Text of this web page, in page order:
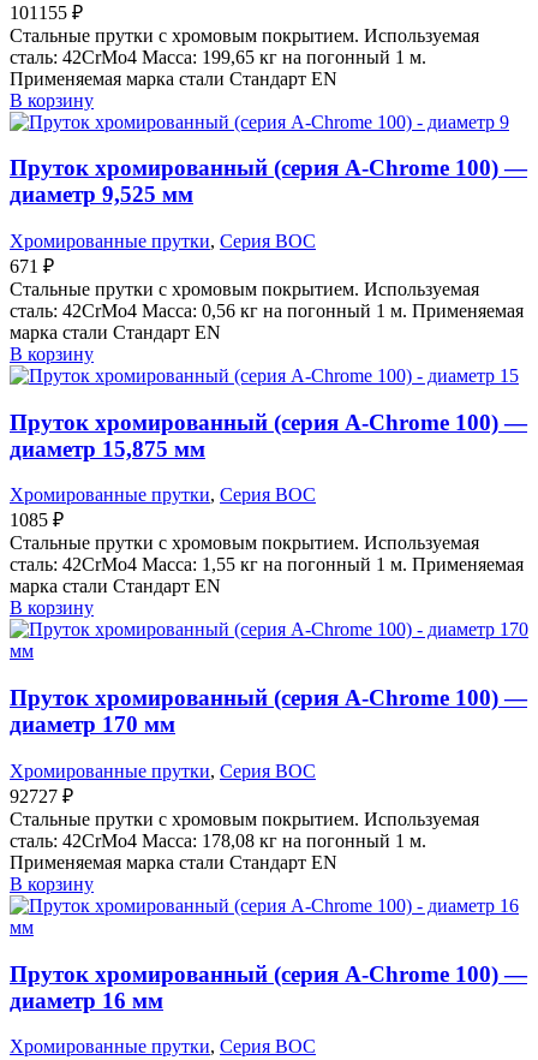
101155 ₽
Стальные прутки с хромовым покрытием. Используемая
сталь: 42CrMo4 Масса: 199,65 кг на погонный 1 м.
Применяемая марка стали Стандарт EN
В корзину
Пруток хромированный (серия A-Chrome 100) —
диаметр 9,525 мм
Хромированные прутки, Серия BOC
671 ₽
Стальные прутки с хромовым покрытием. Используемая
сталь: 42CrMo4 Масса: 0,56 кг на погонный 1 м. Применяемая
марка стали Стандарт EN
В корзину
Пруток хромированный (серия A-Chrome 100) —
диаметр 15,875 мм
Хромированные прутки, Серия BOC
1085 ₽
Стальные прутки с хромовым покрытием. Используемая
сталь: 42CrMo4 Масса: 1,55 кг на погонный 1 м. Применяемая
марка стали Стандарт EN
В корзину
Пруток хромированный (серия A-Chrome 100) —
диаметр 170 мм
Хромированные прутки, Серия BOC
92727 ₽
Стальные прутки с хромовым покрытием. Используемая
сталь: 42CrMo4 Масса: 178,08 кг на погонный 1 м.
Применяемая марка стали Стандарт EN
В корзину
Пруток хромированный (серия A-Chrome 100) —
диаметр 16 мм
Хромированные прутки, Серия BOC